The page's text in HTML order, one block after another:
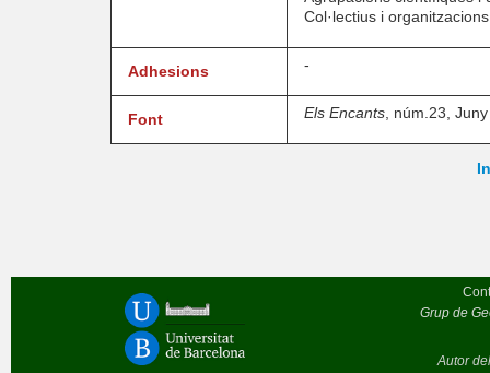
Col·lectius i
Adhesions -
Font Els Encants, núm.23,
Grup de
Autor